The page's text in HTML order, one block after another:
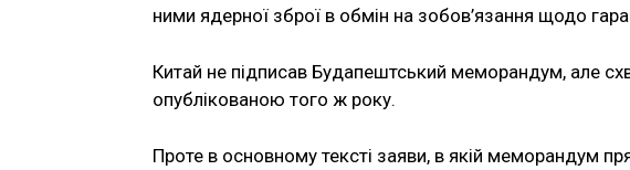
ними ядерної зброї в обмін на зобов’язання щодо
Китай не підписав Будапештський меморандум, але
опублікованою того ж року.
Проте в основному тексті заяви, в якій меморандум